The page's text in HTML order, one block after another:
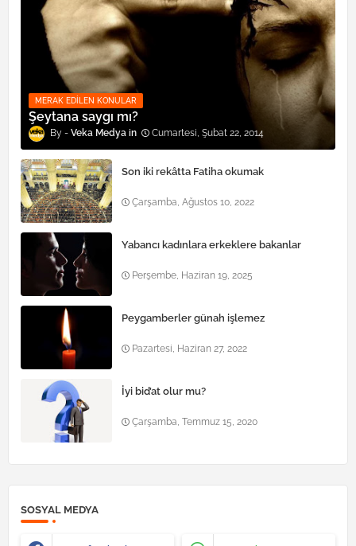
MERAK EDILEN KONULAR
Şeytana saygı mı?
Veka Medya Cumartesi, Şubat 22, 2014
Son iki rekâtta Fatiha okumak
Çarşamba, Ağustos 10, 2022
Yabancı kadınlara erkeklere bakanlar
Perşembe, Haziran 19, 2025
Peygamberler günah işlemez
Pazartesi, Haziran 27, 2022
İyi bid’at olur mu?
Çarşamba, Temmuz 15, 2020
SOSYAL MEDYA